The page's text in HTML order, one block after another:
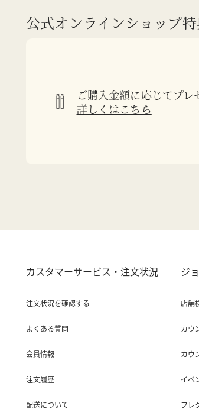
公式オンラインショップ
ご購入金額に応じてプレ
詳しくはこちら
カスタマーサービス・注文状況
注文状況を確認する
よくある質問
会員情報
注文履歴
配送について
ジ
店舗
カウ
カウ
イベ
フレ